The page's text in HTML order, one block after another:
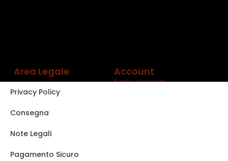
Area Legale
Privacy Policy
Consegna
Note Legali
Pagamento Sicuro
Account
Il mio account
VISITA IL NOSTRO